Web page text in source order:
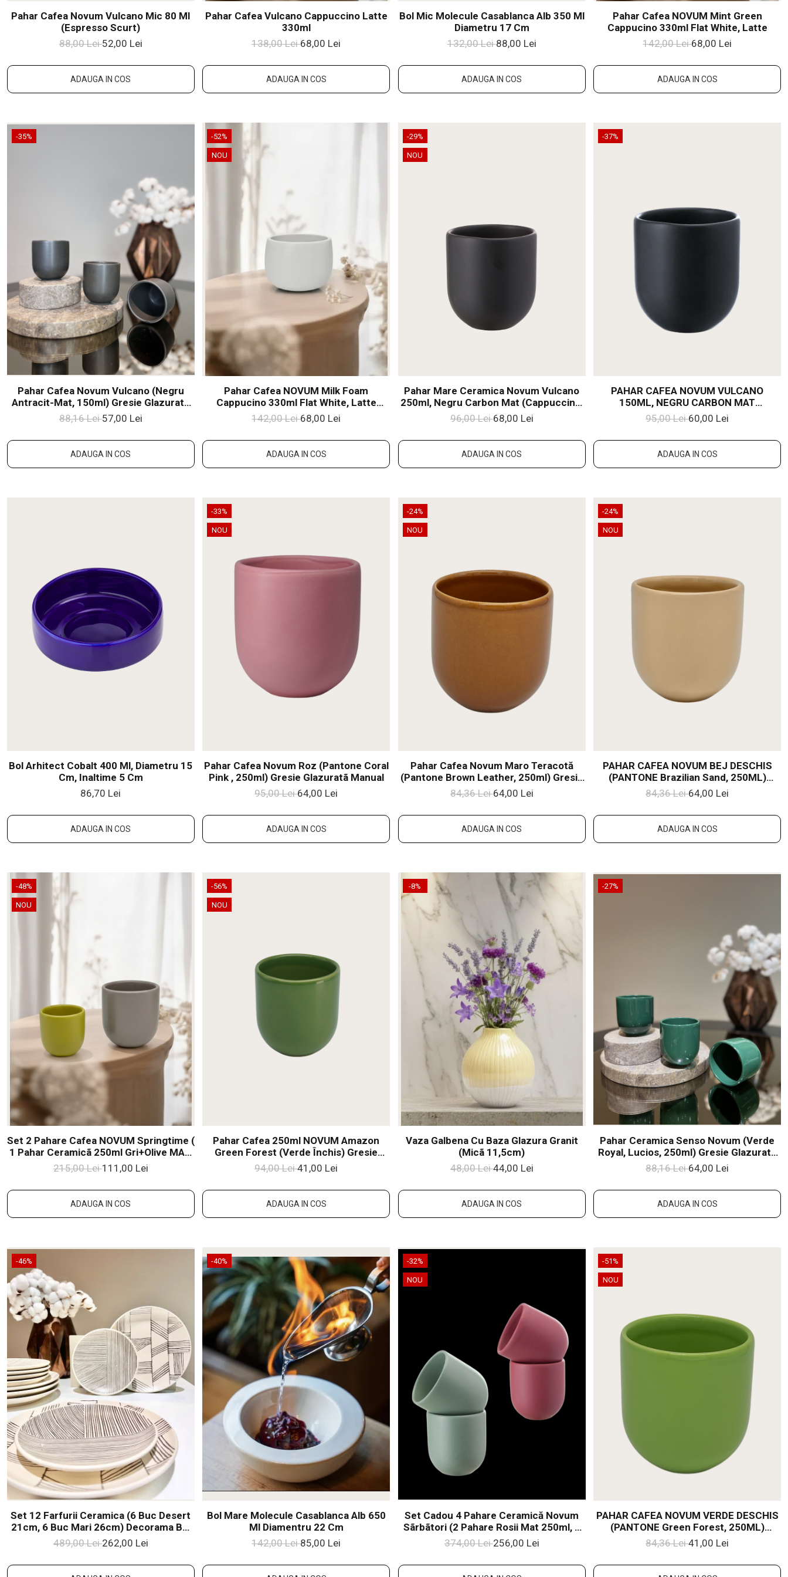
Pahar Cafea Novum Vulcano Mic 80 Ml
(espresso Scurt)
88,00 Lei52,00 Lei
ADAUGA IN COS
Pahar Cafea Vulcano Cappuccino Latte
330ml
138,00 Lei68,00 Lei
ADAUGA IN COS
Bol Mic Molecule Casablanca Alb 350 Ml
Diametru 17 Cm
132,00 Lei88,00 Lei
ADAUGA IN COS
Pahar Cafea NOVUM Mint Green
Cappucino 330ml Flat White, Latte
142,00 Lei68,00 Lei
ADAUGA IN COS
-35%
Pahar Cafea Novum Vulcano (Negru
Antracit-Mat, 150ml) Gresie Glazuratã
Manual
88,16 Lei57,00 Lei
ADAUGA IN COS
-52%
NOU
Pahar Cafea NOVUM Milk Foam
Cappucino 330ml Flat White, Latte
(culoare Alb Mat Foam)
142,00 Lei68,00 Lei
ADAUGA IN COS
-29%
NOU
Pahar Mare Ceramica Novum Vulcano
250ml, Negru Carbon Mat (Cappuccino,
Flat White, Latte)
96,00 Lei68,00 Lei
ADAUGA IN COS
-37%
PAHAR CAFEA NOVUM VULCANO
150ML, NEGRU CARBON MAT
(ESPRESSO, CAPPUCCINO) GRESIE
GLAZURATĂ
95,00 Lei60,00 Lei
ADAUGA IN COS
Bol Arhitect Cobalt 400 Ml, Diametru 15
Cm, Inaltime 5 Cm
86,70 Lei
ADAUGA IN COS
-33%
NOU
Pahar Cafea Novum Roz (Pantone Coral
Pink , 250ml) Gresie Glazuratã Manual
95,00 Lei64,00 Lei
ADAUGA IN COS
-24%
NOU
Pahar Cafea Novum Maro Teracotă
(Pantone Brown Leather, 250ml) Gresie
Glazuratã Manual
84,36 Lei64,00 Lei
ADAUGA IN COS
-24%
NOU
PAHAR CAFEA NOVUM BEJ DESCHIS
(PANTONE Brazilian Sand, 250ML)
GRESIE GLAZURATÃ MANUAL
84,36 Lei64,00 Lei
ADAUGA IN COS
-48%
NOU
Set 2 Pahare Cafea NOVUM Springtime (
1 Pahar Ceramicã 250ml Gri+Olive MAT,
1 Pahar Ceramicã 80ml Galben+Verde
Mat) Glazurat Manual
215,00 Lei111,00 Lei
ADAUGA IN COS
-56%
NOU
Pahar Cafea 250ml NOVUM Amazon
Green Forest (Verde Închis) Gresie
Ceramică Glazurată Manual
94,00 Lei41,00 Lei
ADAUGA IN COS
-8%
Vaza Galbena Cu Baza Glazura Granit
(micã 11,5cm)
48,00 Lei44,00 Lei
ADAUGA IN COS
-27%
Pahar Ceramica Senso Novum (Verde
Royal, Lucios, 250ml) Gresie Glazuratã
Manual
88,16 Lei64,00 Lei
ADAUGA IN COS
-46%
Set 12 Farfurii Ceramica (6 Buc Desert
21cm, 6 Buc Mari 26cm) Decorama Bej
Deschis Cu Pensulare Manuala Linii
489,00 Lei262,00 Lei
-40%
Bol Mare Molecule Casablanca Alb 650
Ml Diamentru 22 Cm
142,00 Lei85,00 Lei
-32%
NOU
Set Cadou 4 Pahare Ceramică Novum
Sãrbãtori (2 Pahare Rosii Mat 250ml, 2
Pahare Verzi Mentã Mat 250ml)
374,00 Lei256,00 Lei
-51%
NOU
PAHAR CAFEA NOVUM VERDE DESCHIS
(PANTONE Green Forest, 250ML)
GRESIE GLAZURATÃ MANUAL
84,36 Lei41,00 Lei